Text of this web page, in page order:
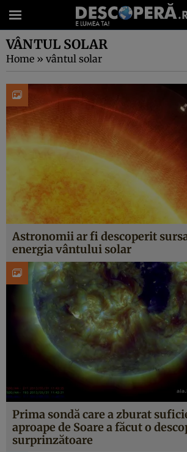
VÂNTUL SOLAR
Home » vântul solar
Astronomii ar fi descoperit
energia vântului solar
Prima sondă care a zburat
aproape de Soare a făcut o
surprinzătoare